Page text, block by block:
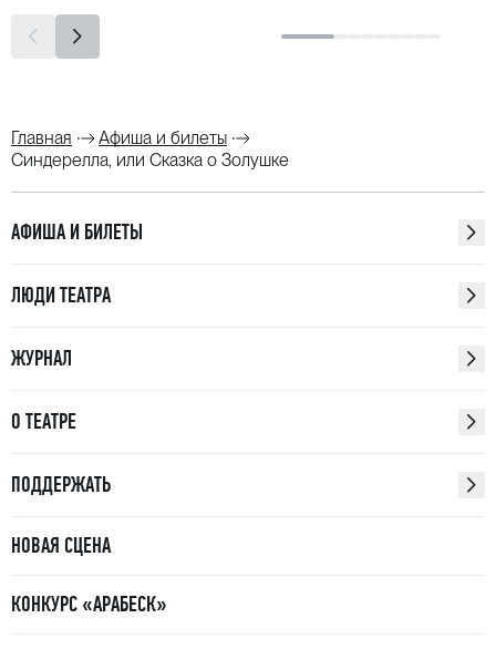
Главная
Афиша и билеты
Синдерелла, или Сказка о Золушке
АФИША И БИЛЕТЫ
ЛЮДИ ТЕАТРА
ЖУРНАЛ
О ТЕАТРЕ
ПОДДЕРЖАТЬ
НОВАЯ СЦЕНА
КОНКУРС «АРАБЕСК»